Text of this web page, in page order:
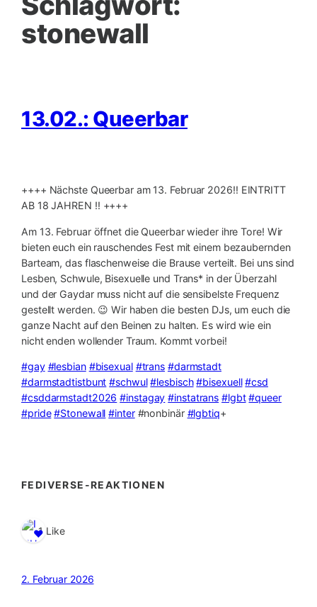
stonewall
13.02.: Queerbar
++++ Nächste Queerbar am 13. Februar 2026‼️ EINTRITT
AB 18 JAHREN ‼️ ++++
Am 13. Februar öffnet die Queerbar wieder ihre Tore! Wir
bieten euch ein rauschendes Fest mit einem bezaubernden
Barteam, das flaschenweise die Brause verteilt. Bei uns sind
Lesben, Schwule, Bisexuelle und Trans* in der Überzahl
und der Gaydar muss nicht auf die sensibelste Frequenz
gestellt werden. 😉 Wir haben die besten DJs, um euch die
ganze Nacht auf den Beinen zu halten. Es wird wie ein
nicht enden wollender Traum. Kommt vorbei!
#gay #lesbian #bisexual #trans #darmstadt
#darmstadtistbunt #schwul #lesbisch #bisexuell #csd
#csddarmstadt2026 #instagay #instatrans #lgbt #queer
#pride #Stonewall #inter#nonbinär #lgbtiq+
FEDIVERSE-REAKTIONEN
1 Like
2. Februar 2026